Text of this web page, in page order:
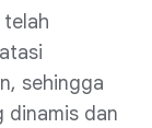
sehingga
dinamis dan